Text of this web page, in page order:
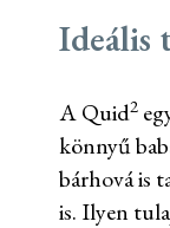
Ideális
A Quid2
könnyű
bárhová is
is. Ilyen